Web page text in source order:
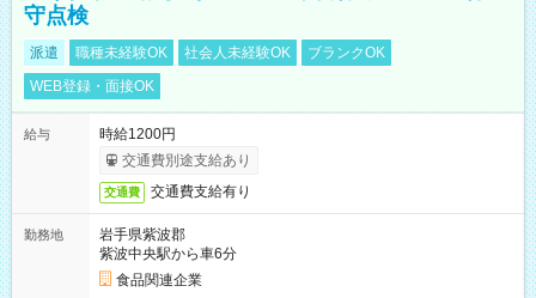
守点検
派遣 職種未経験OK 社会人未経験OK
ブランクOK
WEB登録・面接OK
給与
時給1200円
交通費別途支給あり
交通費 交通費支給有り
勤務地
岩手県紫波郡
紫波中央駅から車6分
食品関連企業